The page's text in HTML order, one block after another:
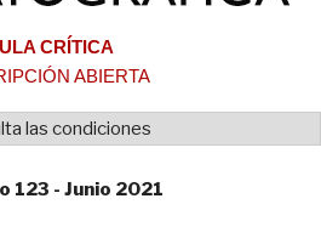
CRÍTICA
ABIERTA
las condiciones
123 - Junio 2021